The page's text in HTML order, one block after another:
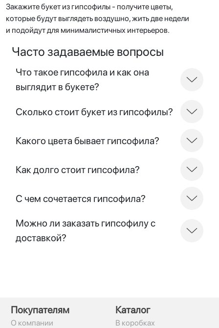
Закажите букет из гипсофилы - получите цветы,
которые будут выглядеть воздушно, жить две недели
и подойдут для минималистичных интерьеров.
Часто задаваемые вопросы
Что такое гипсофила и как она
выглядит в букете?
Сколько стоит букет из гипсофилы?
Какого цвета бывает гипсофила?
Как долго стоит гипсофила?
С чем сочетается гипсофила?
Можно ли заказать гипсофилу с
доставкой?
Покупателям
О компании
Каталог
В коробках